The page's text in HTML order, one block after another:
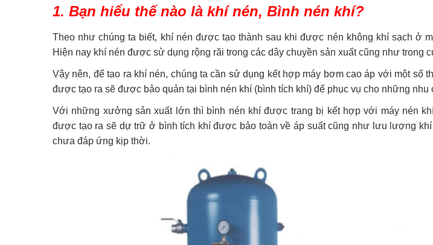
1. Bạn hiểu thế nào là khí nén, Bình nén khí?
Theo như chúng ta biết, khí nén được tạo thành sau khi được nén không khí sạch ở
Hiện nay khí nén được sử dụng rộng rãi trong các dây chuyền sản xuất cũng như trong
Vậy nên, để tạo ra khí nén, chúng ta cần sử dụng kết hợp máy bơm cao áp với một số
được tạo ra sẽ được bảo quản tại bình nén khí (bình tích khí) để phục vụ cho những nhu
Với những xưởng sản xuất lớn thì bình nén khí được trang bị kết hợp với máy nén
được tạo ra sẽ dự trữ ở bình tích khí được bảo toàn về áp suất cũng như lưu lượng khí
chưa đáp ứng kịp thời.